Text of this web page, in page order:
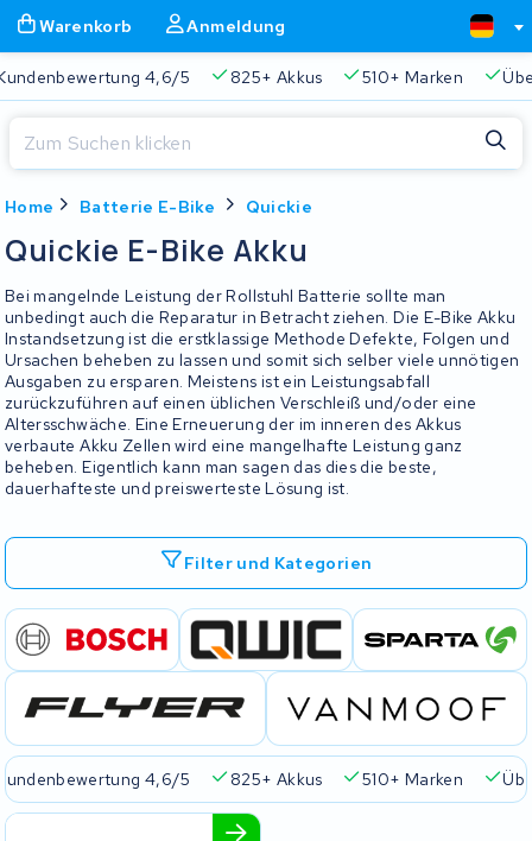
Warenkorb Anmeldung
4,6/5 825+ Akkus 510+ Marken
Home Batterie E-Bike Quickie
Quickie E-Bike Akku
Bei mangelnde Leistung der Rollstuhl Batterie sollte man
unbedingt auch die Reparatur in Betracht ziehen. Die E-Bike Akku
Instandsetzung ist die erstklassige Methode Defekte, Folgen und
Ursachen beheben zu lassen und somit sich selber viele unnötigen
Ausgaben zu ersparen. Meistens ist ein Leistungsabfall
zurückzuführen auf einen üblichen Verschleiß und/oder eine
Altersschwäche. Eine Erneuerung der im inneren des Akkus
verbaute Akku Zellen wird eine mangelhafte Leistung ganz
beheben. Eigentlich kann man sagen das dies die beste,
dauerhafteste und preiswerteste Lösung ist.
Filter und Kategorien
4,6/5 825+ Akkus 510+ Marken
Ihr Warenkorb ist leer.
Immer eine passende Lösung 2 Jahre Garantie
Schließen
Beginnen Sie mit der Eingabe in der Suchleiste, um zu suchen